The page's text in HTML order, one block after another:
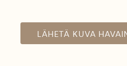
LÄHETÄ KUVA